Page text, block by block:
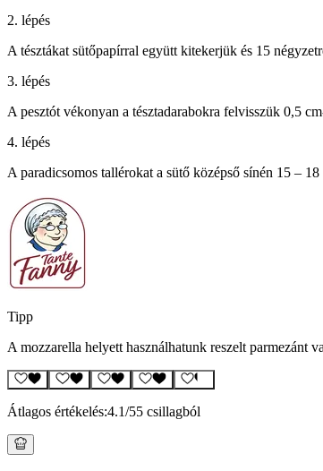
2. lépés
A tésztákat sütőpapírral együtt kitekerjük és 15
3. lépés
A pesztót vékonyan a tésztadarabokra felvisszük 0,5
4. lépés
A paradicsomos tallérokat a sütő középső sínén 15 –
Tipp
A mozzarella helyett használhatunk reszelt parmezánt
Átlagos értékelés:4.1/55 csillagból